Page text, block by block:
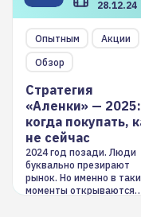
28.12.24
Опытным
Акции
Обзор
Стратегия
«Аленки» — 2025:
когда покупать,
не сейчас
2024 год позади. Люди
буквально презирают
рынок. Но именно в
моменты открываются